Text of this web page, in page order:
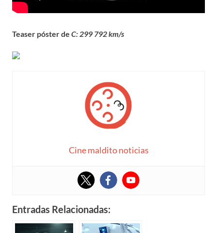
Teaser póster de C: 299 792 km/s
Cine maldito noticias
Entradas Relacionadas: